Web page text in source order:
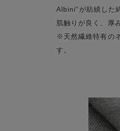
Albini”が紡績した
肌触りが良く、厚
※天然繊維特有の
す。